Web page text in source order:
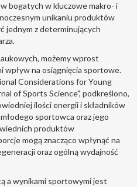
bogatych w kluczowe makro- i
unikaniu produktów
jednym z determinujących
możemy wprost
wpływ na osiągnięcia sportowe.
Considerations for Young
of Sports Science", podkreślono,
ilości energii i składników
sportowca oraz jego
produktów
mogą znacząco wpłynąć na
oraz ogólną wydajność
a wynikami sportowymi jest